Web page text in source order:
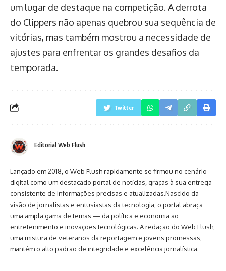
um lugar de destaque na competição. A derrota
do Clippers não apenas quebrou sua sequência de
vitórias, mas também mostrou a necessidade de
ajustes para enfrentar os grandes desafios da
temporada.
Twitter
Editorial Web Flush
Lançado em 2018, o Web Flush rapidamente se firmou no cenário
digital como um destacado portal de notícias, graças à sua entrega
consistente de informações precisas e atualizadas.Nascido da
visão de jornalistas e entusiastas da tecnologia, o portal abraça
uma ampla gama de temas — da política e economia ao
entretenimento e inovações tecnológicas. A redação do Web Flush,
uma mistura de veteranos da reportagem e jovens promessas,
mantém o alto padrão de integridade e excelência jornalística.